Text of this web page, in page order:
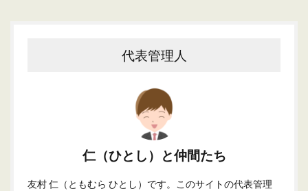
代表管理人
仁（ひとし）と仲間たち
友村 仁（ともむら ひとし）です。このサイトの代表管理